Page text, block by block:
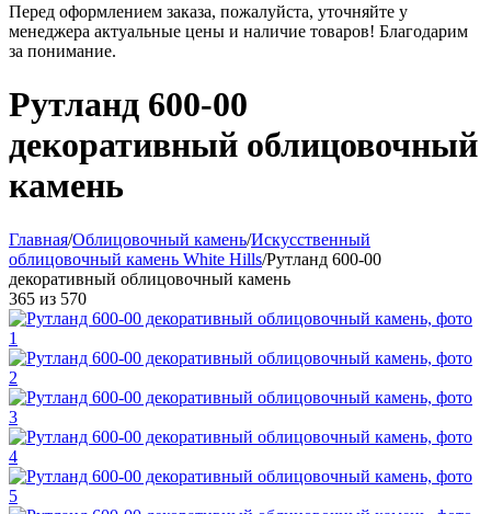
Перед оформлением заказа, пожалуйста, уточняйте у
менеджера актуальные цены и наличие товаров! Благодарим
за понимание.
Рутланд 600-00
декоративный облицовочный
камень
Главная/Облицовочный камень/Искусственный
облицовочный камень White Hills/Рутланд 600-00
декоративный облицовочный камень
365 из 570